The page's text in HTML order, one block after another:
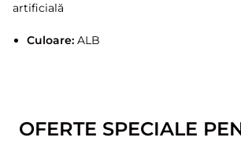
artificială
Culoare:ALB
OFERTE SPECIALE